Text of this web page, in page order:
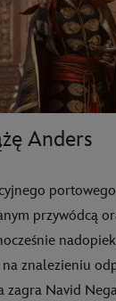
Anders
przywódcą
znalezieniu
zagra Navid